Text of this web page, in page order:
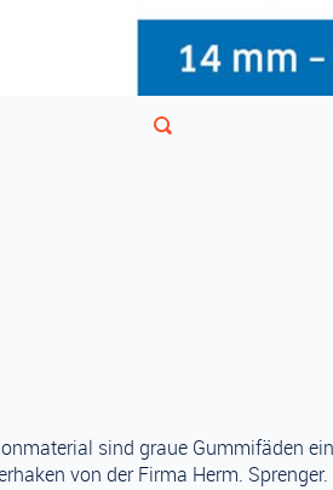
sind graue Gummifäden
von der Firma Herm. Sprenger.